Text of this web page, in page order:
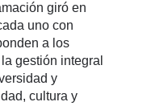
giró en
uno con
a los
gestión integral
y
cultura y